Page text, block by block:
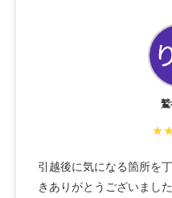
鷲
引越後に気になる箇所を
きありがとうございまし